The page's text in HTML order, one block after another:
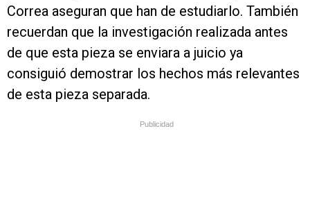
Correa aseguran que han de estudiarlo. También
recuerdan que la investigación realizada antes
de que esta pieza se enviara a juicio ya
consiguió demostrar los hechos más relevantes
de esta pieza separada.
Publicidad